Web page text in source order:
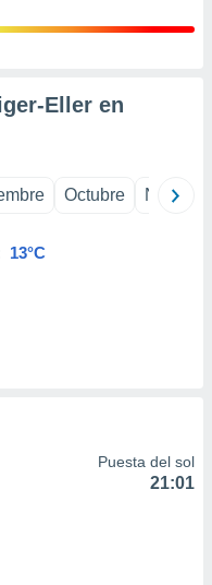
Eller en
Octubre
13°C
Puesta del sol
21:01